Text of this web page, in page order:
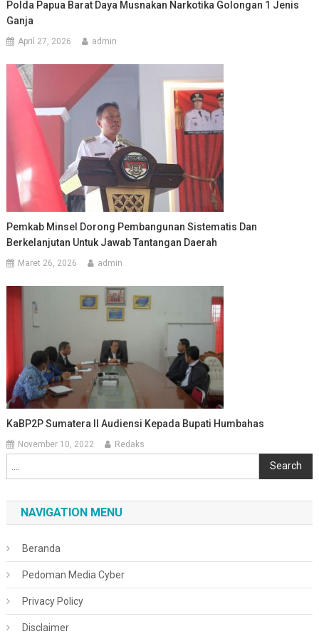
Polda Papua Barat Daya Musnakan Narkotika Golongan 1 Jenis
Ganja
April 27, 2026 admin
Pemkab Minsel Dorong Pembangunan Sistematis Dan
Berkelanjutan Untuk Jawab Tantangan Daerah
Maret 26, 2026 admin
KaBP2P Sumatera II Audiensi Kepada Bupati Humbahas
November 10, 2022 Redaks
Search
NAVIGATION MENU
Beranda
Pedoman Media Cyber
Privacy Policy
Disclaimer